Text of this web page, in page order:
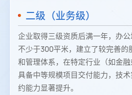
二级（业务级）
企业取得三级资质后满一年，办
不少于300平米，建立了较完善的
和管理体系，在特定行业（如金融
具备中等规模项目交付能力，技
约能力显著提升。